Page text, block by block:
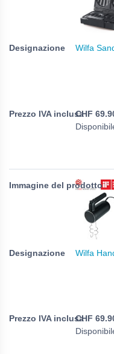
Wilfa
CHF
Wilfa
CHF